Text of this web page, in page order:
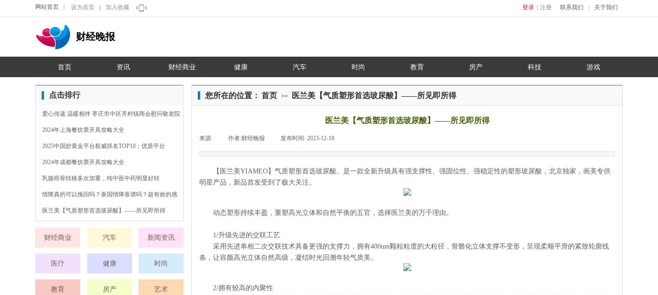
登录 注册
网站首页 设为首页 加入收藏 联系我们 关于我们
财经晚报
首页 资讯 财经商业 健康 汽车 时尚 教育 房产 科技 游戏
点击排行 您所在的位置： 首页 >> 医兰美【气质塑形首选玻尿酸】——所见即所得
医兰美【气质塑形首选玻尿酸】——所见即所得
来源: 作者:财经晚报 发布时间: 2023-12-18
【医兰美YIAMEO】气质塑形首选玻尿酸。是一款全新升级具有强支撑性、强固位性、强稳定性的塑形玻尿酸，北京独家，画美专供
明星产品，新品首发受到了极大关注。
动态塑形持续丰盈，重塑高光立体和自然平衡的五官，选择医兰美的万千理由。
1/升级先进的交联工艺
采用先进单相二次交联技术具备更强的支撑力，拥有400um颗粒粒度的大粒径，骨骼化立体支撑不变形，呈现柔顺平滑的紧致轮廓线
条，让容颜高光立体自然高级，凝结时光回溯年轻气质美。
2/拥有较高的内聚性
爱心传递 温暖相伴 枣庄市中区齐村镇商会慰问敬老院
2024年上海餐饮票开具攻略大全
2025中国炒黄金平台权威排名TOP10：优质平台
2024年成都餐饮票开具攻略大全
乳腺癌骨转移多次加重，纯中医中药明显好转
情降真的可以挽回吗？泰国情降靠谱吗？超有效的感
情裂
医兰美【气质塑形首选玻尿酸】——所见即所得
财经商业 新闻资讯
汽车
健康
医疗 时尚
教育 房产 艺术